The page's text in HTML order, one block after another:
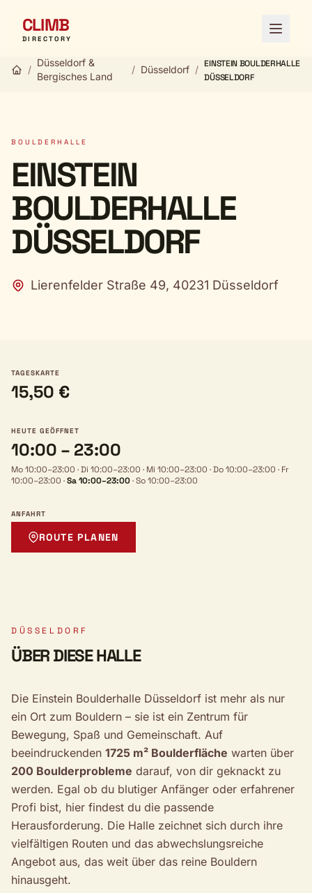
CLIMB
DIRECTORY Menü
/
Düsseldorf &
Bergisches Land
/ Düsseldorf / EINSTEIN BOULDERHALLE
DÜSSELDORF
BOULDERHALLE
EINSTEIN
BOULDERHALLE
DÜSSELDORF
Lierenfelder Straße 49, 40231 Düsseldorf
TAGESKARTE
15,50 €
HEUTE GEÖFFNET
10:00 – 23:00
Mo 10:00–23:00 ·Di 10:00–23:00 · Mi 10:00–23:00 ·Do 10:00–23:00 · Fr
10:00–23:00 ·Sa 10:00–23:00·So 10:00–23:00
ANFAHRT
ROUTE PLANEN
DÜSSELDORF
ÜBER DIESE HALLE
Die Einstein Boulderhalle Düsseldorf ist mehr als nur
ein Ort zum Bouldern – sie ist ein Zentrum für
Bewegung, Spaß und Gemeinschaft. Auf
beeindruckenden 1725 m² Boulderfläche warten über
200 Boulderprobleme darauf, von dir geknackt zu
werden. Egal ob du blutiger Anfänger oder erfahrener
Profi bist, hier findest du die passende
Herausforderung. Die Halle zeichnet sich durch ihre
vielfältigen Routen und das abwechslungsreiche
Angebot aus, das weit über das reine Bouldern
hinausgeht.